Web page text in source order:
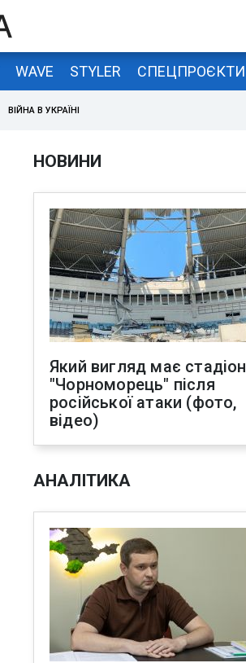
WAVE STYLER СПЕЦПРОЄКТИ
ВІЙНА В УКРАЇНІ
НОВИНИ
Який вигляд має стадіон
"Чорноморець" після
російської атаки (фото,
відео)
АНАЛІТИКА